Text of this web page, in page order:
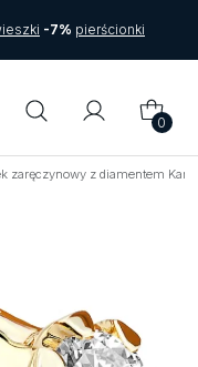
-7% pierścionki
0
zaręczynowy z diamentem